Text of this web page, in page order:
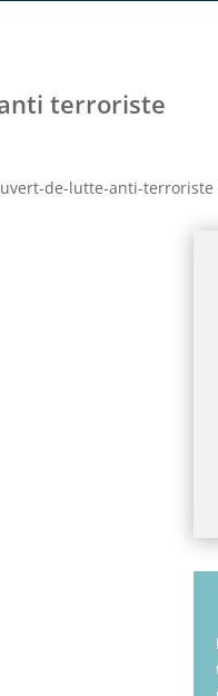
terroriste
de-lutte-anti-terroriste